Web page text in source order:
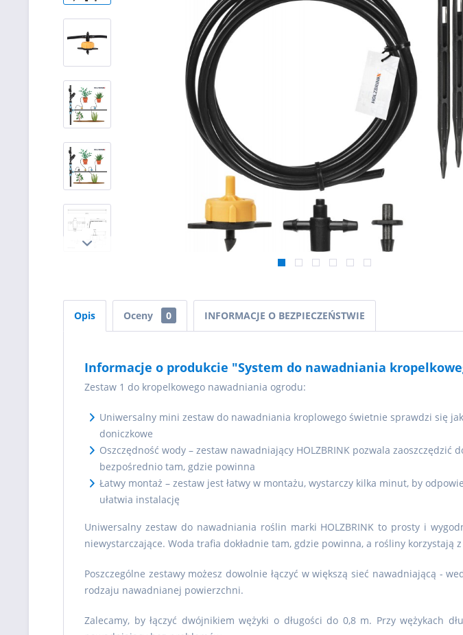
Opis Oceny 0 INFORMACJE O BEZPIECZEŃSTWIE
Informacje o produkcie "System do nawadniania
Zestaw 1 do kropelkowego nawadniania ogrodu:
Uniwersalny mini zestaw do nawadniania kroplowego świetnie sprawdzi się
doniczkowe
Oszczędność wody – zestaw nawadniający HOLZBRINK pozwala
bezpośrednio tam, gdzie powinna
Łatwy montaż – zestaw jest łatwy w montażu, wystarczy kilka minut, by
ułatwia instalację
Uniwersalny zestaw do nawadniania roślin marki HOLZBRINK to prosty i
niewystarczające. Woda trafia dokładnie tam, gdzie powinna, a rośliny korzystają
Poszczególne zestawy możesz dowolnie łączyć w większą sieć nawadniającą -
rodzaju nawadnianej powierzchni.
Zalecamy, by łączyć dwójnikiem wężyki o długości do 0,8 m. Przy wężykach